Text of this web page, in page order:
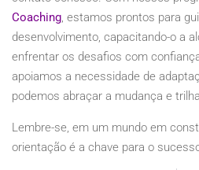
Coaching, estamos prontos para
desenvolvimento, capacitando-o a
enfrentar os desafios com
apoiamos a necessidade de
podemos abraçar a mudança e
Lembre-se, em um mundo em
orientação é a chave para o